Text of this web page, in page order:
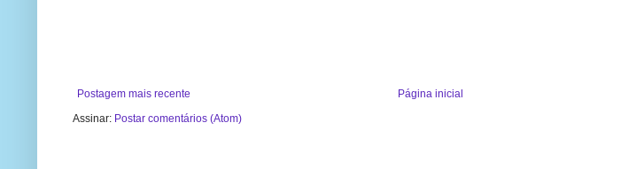
Postagem mais recente
Página inicial
Assinar: Postar comentários (Atom)